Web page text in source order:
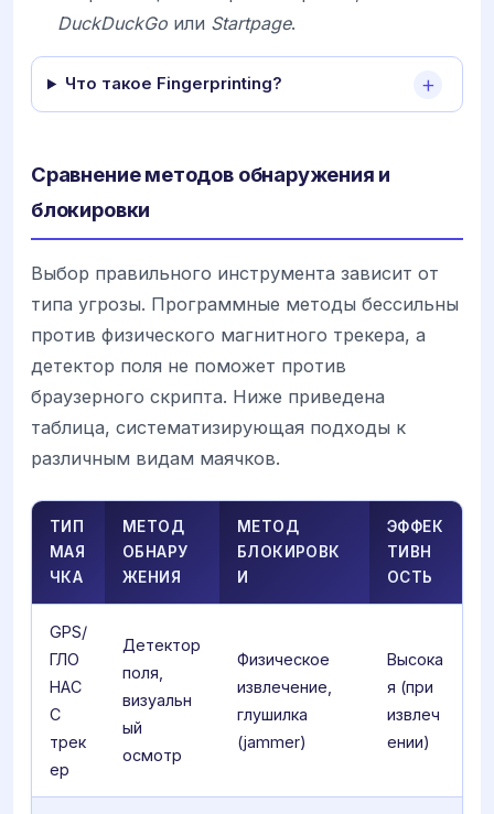
DuckDuckGo или Startpage.
Что такое Fingerprinting?
Сравнение методов обнаружения и
блокировки
Выбор правильного инструмента зависит от
типа угрозы. Программные методы бессильны
против физического магнитного трекера, а
детектор поля не поможет против
браузерного скрипта. Ниже приведена
таблица, систематизирующая подходы к
различным видам маячков.
ТИП
МАЯ
ЧКА
МЕТОД
ОБНАРУ
ЖЕНИЯ
МЕТОД
БЛОКИРОВК
И
ЭФФЕК
ТИВН
ОСТЬ
GPS/
ГЛО
НАС
С
трек
ер
Детектор
поля,
визуальн
ый
осмотр
Физическое
извлечение,
глушилка
(jammer)
Высока
я (при
извлеч
ении)